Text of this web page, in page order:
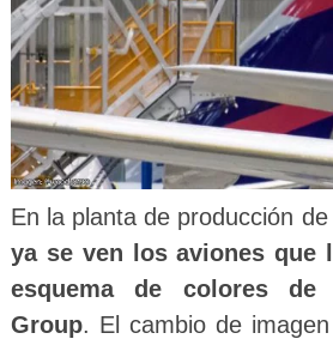
En la planta de producción
ya se ven los aviones que
esquema de colores de
Group. El cambio de